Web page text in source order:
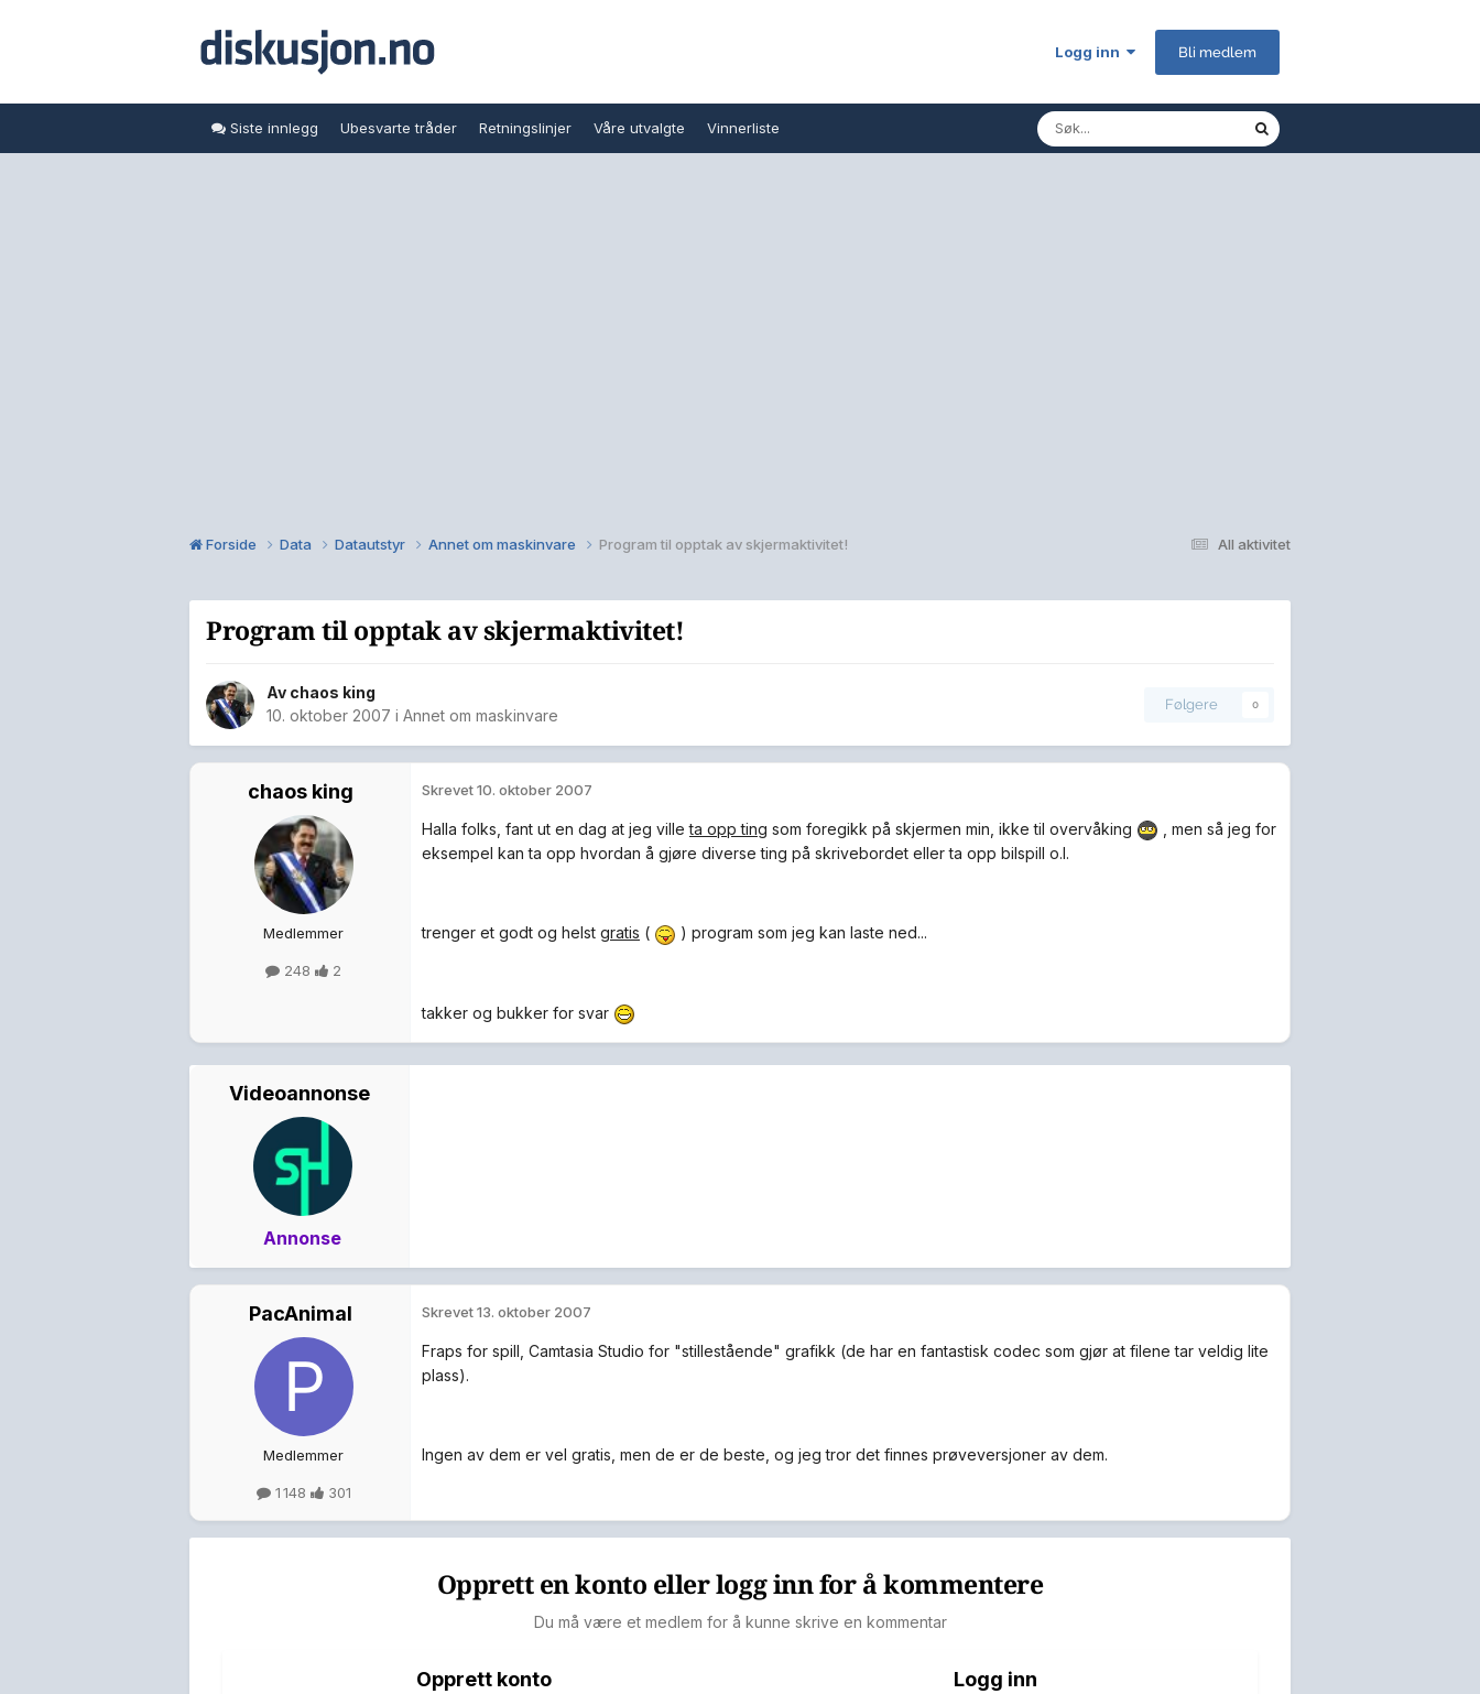
Logg inn Bli medlem
Siste innlegg Ubesvarte tråder Retningslinjer Våre utvalgte Vinnerliste
All aktivitet
Forside Data Datautstyr Annet om maskinvare Program til opptak av skjermaktivitet!
Program til opptak av skjermaktivitet!
Av chaos king
10. oktober 2007 i Annet om maskinvare
Følgere 0
chaos king
Medlemmer
248 2
Skrevet10. oktober 2007
Halla folks, fant ut en dag at jeg villeta opp ting som foregikk på skjermen min, ikke til overvåking
, men så jeg for
eksempel kan ta opp hvordan å gjøre diverse ting på skrivebordet eller ta opp bilspill o.l.
trenger et godt og helst gratis ( ) program som jeg kan laste ned...
takker og bukker for svar
Videoannonse
Annonse
PacAnimal
Medlemmer
1 148 301
Skrevet13. oktober 2007
Fraps for spill, Camtasia Studio for "stillestående" grafikk (de har en fantastisk codec som gjør at filene tar veldig lite
plass).
Ingen av dem er vel gratis, men de er de beste, og jeg tror det finnes prøveversjoner av dem.
Opprett en konto eller logg inn for å kommentere
Du må være et medlem for å kunne skrive en kommentar
Opprett konto Logg inn